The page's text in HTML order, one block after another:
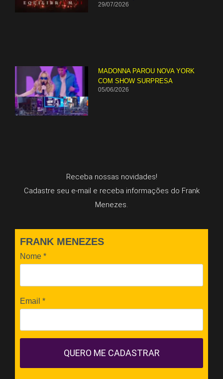
29/07/2026
MADONNA PAROU NOVA YORK
COM SHOW SURPRESA
05/06/2026
Receba nossas novidades!
Cadastre seu e-mail e receba informações do Frank
Menezes.
FRANK MENEZES
Nome *
Email *
QUERO ME CADASTRAR